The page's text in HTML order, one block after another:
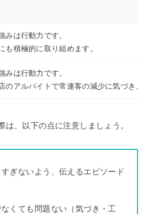
みは行動力です。
も積極的に取り組めます。
みは行動力です。
のアルバイトで常連客の減少に気づき
は、以下の点に注意しましょう。
ぎないよう、伝えるエピソード
くても問題ない（気づき・工